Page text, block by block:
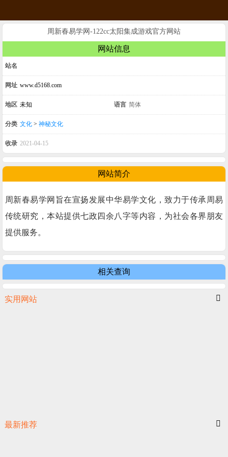
周新春易学网-122cc太阳集成游戏官方网站
网站信息
站名
网址 www.d5168.com
地区 未知 语言 简体
分类 文化 > 神秘文化
收录 2021-04-15
网站简介
周新春易学网旨在宣扬发展中华易学文化，致力于传承周易
传统研究，本站提供七政四余八字等内容，为社会各界朋友
提供服务。
相关查询
实用网站
最新推荐